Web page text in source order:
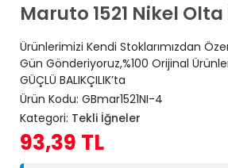
Maruto 1521 Nikel
Ürünlerimizi Kendi Stoklarımızdan
Gün Gönderiyoruz,%100 Orijinal
GÜÇLÜ BALIKÇILIK’ta
Ürün Kodu: GBmar1521NI-4
Kategori: Tekli İğneler
93,39 TL